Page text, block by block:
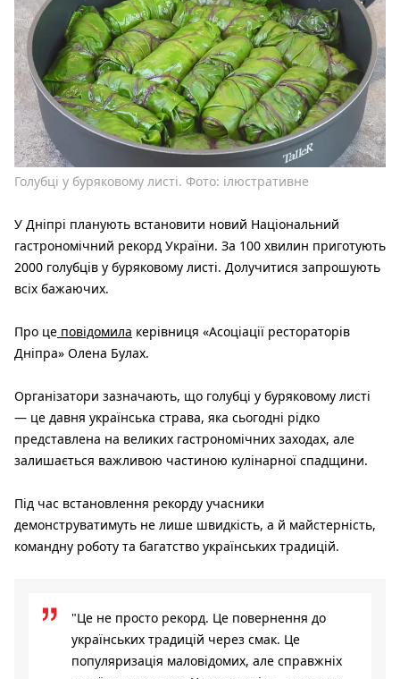
Голубці у буряковому листі. Фото: ілюстративне
У Дніпрі планують встановити новий Національний
гастрономічний рекорд України. За 100 хвилин приготують
2000 голубців у буряковому листі. Долучитися запрошують
всіх бажаючих.
Про це повідомила керівниця «Асоціації рестораторів
Дніпра» Олена Булах.
Організатори зазначають, що голубці у буряковому листі
— це давня українська страва, яка сьогодні рідко
представлена на великих гастрономічних заходах, але
залишається важливою частиною кулінарної спадщини.
Під час встановлення рекорду учасники
демонструватимуть не лише швидкість, а й майстерність,
командну роботу та багатство українських традицій.
"Це не просто рекорд. Це повернення до
українських традицій через смак. Це
популяризація маловідомих, але справжніх